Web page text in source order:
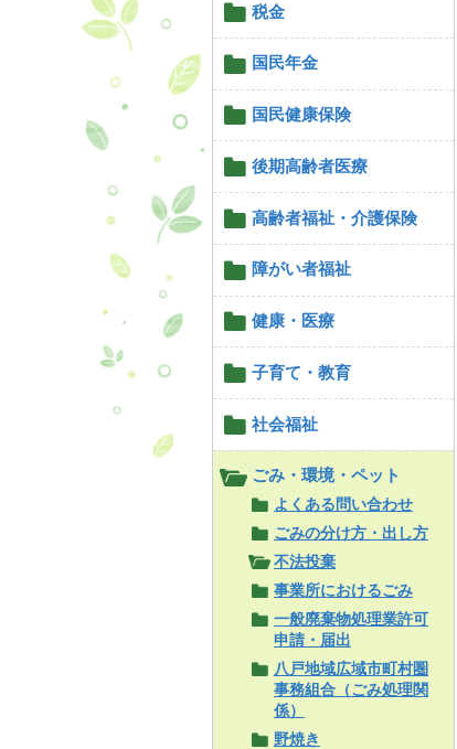
税金
国民年金
国民健康保険
後期高齢者医療
高齢者福祉・介護保険
障がい者福祉
健康・医療
子育て・教育
社会福祉
ごみ・環境・ペット
よくある問い合わせ
ごみの分け方・出し方
不法投棄
事業所におけるごみ
一般廃棄物処理業許可
申請・届出
八戸地域広域市町村圏
事務組合（ごみ処理関
係）
野焼き